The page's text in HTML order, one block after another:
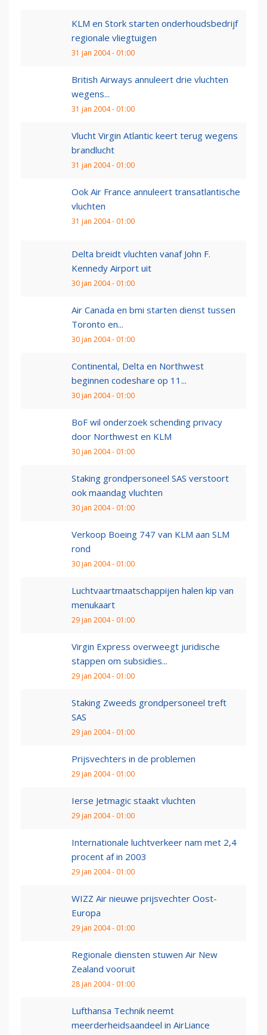
KLM en Stork starten onderhoudsbedrijf
regionale vliegtuigen
31 jan 2004 - 01:00
British Airways annuleert drie vluchten
wegens...
31 jan 2004 - 01:00
Vlucht Virgin Atlantic keert terug wegens
brandlucht
31 jan 2004 - 01:00
Ook Air France annuleert transatlantische
vluchten
31 jan 2004 - 01:00
Delta breidt vluchten vanaf John F.
Kennedy Airport uit
30 jan 2004 - 01:00
Air Canada en bmi starten dienst tussen
Toronto en...
30 jan 2004 - 01:00
Continental, Delta en Northwest
beginnen codeshare op 11...
30 jan 2004 - 01:00
BoF wil onderzoek schending privacy
door Northwest en KLM
30 jan 2004 - 01:00
Staking grondpersoneel SAS verstoort
ook maandag vluchten
30 jan 2004 - 01:00
Verkoop Boeing 747 van KLM aan SLM
rond
30 jan 2004 - 01:00
Luchtvaartmaatschappijen halen kip van
menukaart
29 jan 2004 - 01:00
Virgin Express overweegt juridische
stappen om subsidies...
29 jan 2004 - 01:00
Staking Zweeds grondpersoneel treft
SAS
29 jan 2004 - 01:00
Prijsvechters in de problemen
29 jan 2004 - 01:00
Ierse Jetmagic staakt vluchten
29 jan 2004 - 01:00
Internationale luchtverkeer nam met 2,4
procent af in 2003
29 jan 2004 - 01:00
WIZZ Air nieuwe prijsvechter Oost-
Europa
29 jan 2004 - 01:00
Regionale diensten stuwen Air New
Zealand vooruit
28 jan 2004 - 01:00
Lufthansa Technik neemt
meerderheidsaandeel in AirLiance